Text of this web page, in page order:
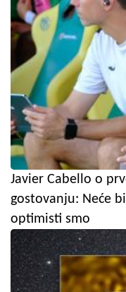
Javier Cabello o
gostovanju: Neće
optimisti smo